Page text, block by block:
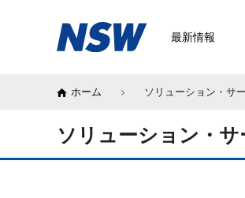
最新情報
ホーム ソリューション・サ
ソリューション・サ